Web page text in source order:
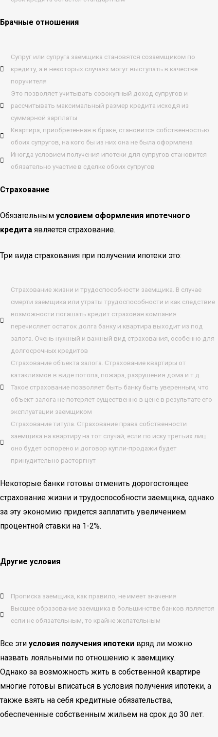
Брачные отношения
Супруг или супруга заемщика становятся созаемщиком по
кредиту, а в некоторых случаях могут выступать в качестве
поручителя
Это позволяет учитывать совокупный доход супругов и
рассчитывать максимальный размер кредита исходя из
суммарной зарплаты
Квартира, приобретенная в браке, становится собственностью
обоих супругов, на кого бы из них она не была оформлена
Иногда условием получения ипотеки для супругов становится
обязательно участие в сделке обоих супругов
Страхование
Обязательным условием оформления ипотечного
кредита является страхование.
Три вида страхования при получении ипотеки это:
Страхование жизни и трудоспособности заемщика. В случае
смерти заемщика или утраты трудоспособности и как следствие
возможности погашать кредит страховая компания
перечисляет остаток долга банку и квартира выходит из под
залога. Очень нужный и важный вид страхования, особенно для
долгосрочных кредитов
Страхование объекта залога. Страхование квартиры от
катаклизмов в виде потопа, пожара, разрушения дома и т.д.
Такое страхование позволяет быть банку быть уверенным, что
объект залога не потеряет существенно в цене в результате его
эксплуатации заемщиком
Страхование титула. Страхование права собственности
заемщика на квартиру на тот случай, если по иску третьих лиц
оно будет оспорено и договор купли-продажи будет
принудительно расторгнут
Некоторые банки готовы отменить дорогостоящее
страхование жизни и трудоспособности заемщика, однако
за эту экономию придется заплатить увеличением
процентной ставки на 1-2%.
Другие условия
Прописка заемщика, как правило, не имеет значения
Высшее образование заемщика в большинстве банков является
если не обязательным, то крайне желательным
Все эти условия получения ипотеки вряд ли можно
назвать лояльными по отношению к заемщику.
Однако за возможность жить в собственной квартире
многие готовы вписаться в условия получения ипотеки, а
также взять на себя кредитные обязательства,
обеспеченные собственным жильем на срок до 30 лет.